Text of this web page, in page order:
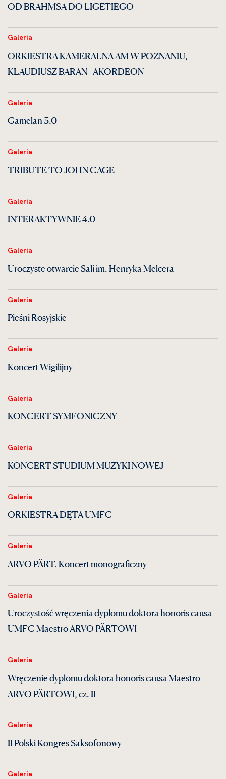
OD BRAHMSA DO LIGETIEGO
Galeria
ORKIESTRA KAMERALNA AM W POZNANIU,
KLAUDIUSZ BARAN - AKORDEON
Galeria
Gamelan 3.0
Galeria
TRIBUTE TO JOHN CAGE
Galeria
INTERAKTYWNIE 4.0
Galeria
Uroczyste otwarcie Sali im. Henryka Melcera
Galeria
Pieśni Rosyjskie
Galeria
Koncert Wigilijny
Galeria
KONCERT SYMFONICZNY
Galeria
KONCERT STUDIUM MUZYKI NOWEJ
Galeria
ORKIESTRA DĘTA UMFC
Galeria
ARVO PÄRT. Koncert monograficzny
Galeria
Uroczystość wręczenia dyplomu doktora honoris causa
UMFC Maestro ARVO PÄRTOWI
Galeria
Wręczenie dyplomu doktora honoris causa Maestro
ARVO PÄRTOWI, cz. II
Galeria
II Polski Kongres Saksofonowy
Galeria